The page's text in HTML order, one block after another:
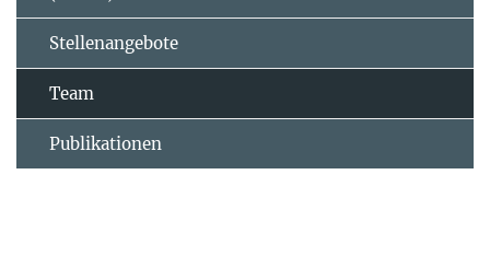
Stellenangebote
Team
Publikationen